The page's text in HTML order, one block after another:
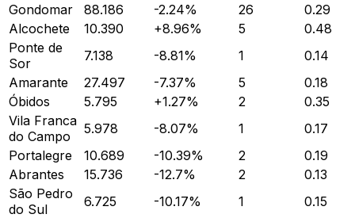
Gondomar
88.186 -2.24% 26
0.29
Alcochete
10.390 +8.96% 5
0.48
Ponte de
Sor
7.138 -8.81% 1
0.14
Amarante
27.497 -7.37% 5
0.18
Óbidos
5.795 +1.27% 2
0.35
Vila Franca
do Campo
5.978 -8.07% 1
0.17
Portalegre
10.689 -10.39% 2
0.19
Abrantes
15.736 -12.7% 2
0.13
São Pedro
do Sul
6.725 -10.17% 1
0.15